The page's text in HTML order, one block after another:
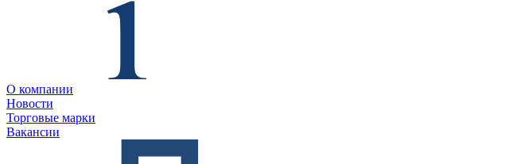
О компании
Новости
Торговые марки
Вакансии